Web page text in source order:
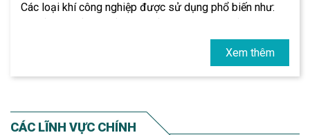
Các loại khí công nghiệp được sử dụng phổ biến như:
Dioxide) đóng một vai trò quan trọng trong nhiều khía
cạnh của cuộc sống hàng ngày và trong nhiều ngành
công nghiệp khác nhau.
Ứng dụng của Oxy:
Xem thêm
CÁC LĨNH VỰC CHÍNH